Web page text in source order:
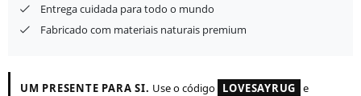
Entrega cuidada para todo o mundo
Fabricado com materiais naturais premium
UM PRESENTE PARA SI. Use o código LOVESAYRUG e